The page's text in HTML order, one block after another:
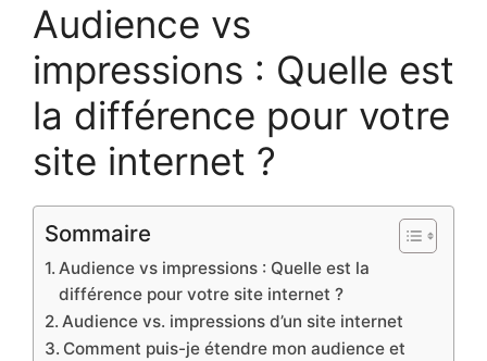
Audience vs
impressions : Quelle est
la différence pour votre
site internet ?
Sommaire
Audience vs impressions : Quelle est la
différence pour votre site internet ?
Audience vs. impressions d’un site internet
Comment puis-je étendre mon audience et